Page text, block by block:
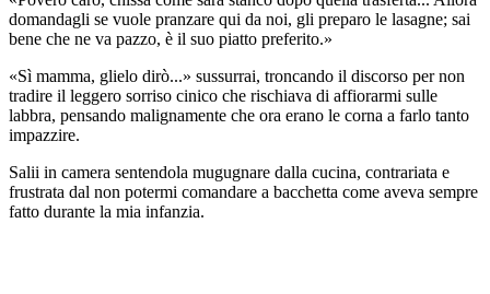
domandagli se vuole pranzare qui da noi, gli preparo le lasagne; sai
bene che ne va pazzo, è il suo piatto preferito.»
«Sì mamma, glielo dirò...» sussurrai, troncando il discorso per non
tradire il leggero sorriso cinico che rischiava di affiorarmi sulle
labbra, pensando malignamente che ora erano le corna a farlo tanto
impazzire.
Salii in camera sentendola mugugnare dalla cucina, contrariata e
frustrata dal non potermi comandare a bacchetta come aveva sempre
fatto durante la mia infanzia.